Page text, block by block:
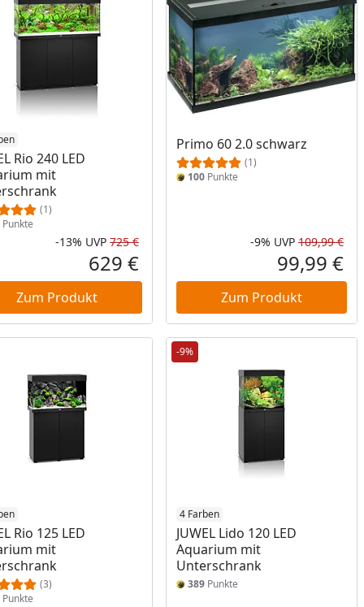
Preis
Rio 240 LED
mit
(1)
Punkte
Rabatt in Prozent
-13%
Ursprünglicher Preis
UVP 725 €
Aktueller Preis
629 €
Zum Produkt
Primo 60 2.0 schwarz
(1)
100 Punkte
-9% UVP 109,99 €
99,99 €
Zum Produkt
Rio 125 LED
mit
(3)
Punkte
-9%
4 Farben
JUWEL Lido 120 LED
Aquarium mit
Unterschrank
389 Punkte